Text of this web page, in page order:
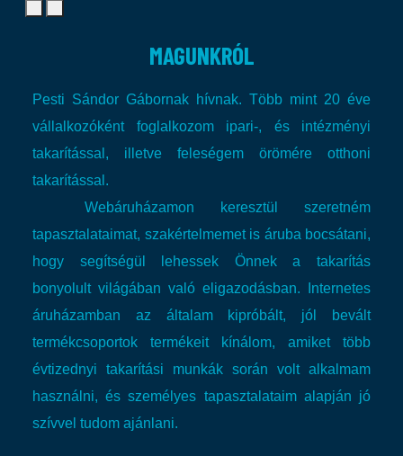
MAGUNKRÓL
Pesti Sándor Gábornak hívnak. Több mint 20 éve
vállalkozóként foglalkozom ipari-, és intézményi
takarítással, illetve feleségem örömére otthoni
takarítással.
Webáruházamon keresztül szeretném
tapasztalataimat, szakértelmemet is áruba bocsátani,
hogy segítségül lehessek Önnek a takarítás
bonyolult világában való eligazodásban.
Internetes
áruházamban az általam kipróbált, jól bevált
termékcsoportok termékeit kínálom, amiket több
évtizednyi takarítási munkák során volt alkalmam
használni, és személyes tapasztalataim alapján jó
szívvel tudom ajánlani.